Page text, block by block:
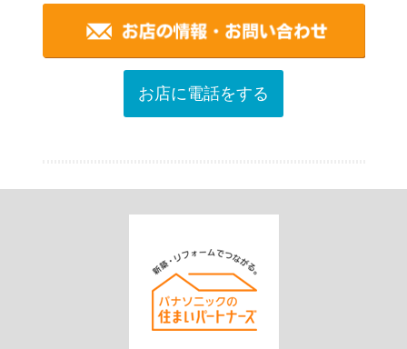
お店に電話をする